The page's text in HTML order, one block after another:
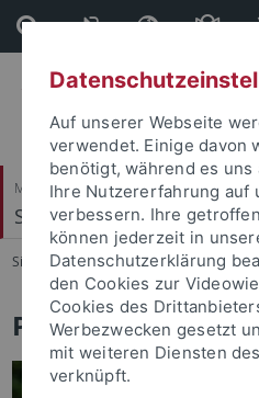
Direkt
zum
Inhalt
Direkt
zur
Fußleiste
Mathematisch-Naturwissenschaftliche
Self-organization of
Sie sind hier: Startseite ...
Prof. Dr. Anna
Auf unserer Webseite
verwendet. Einige davon
benötigt, während es
Ihre Nutzererfahrung auf
verbessern. Ihre
können jederzeit in
Datenschutzerklärung
den Cookies zur
Cookies des
Werbezwecken gesetzt
mit weiteren Diensten
verknüpft.